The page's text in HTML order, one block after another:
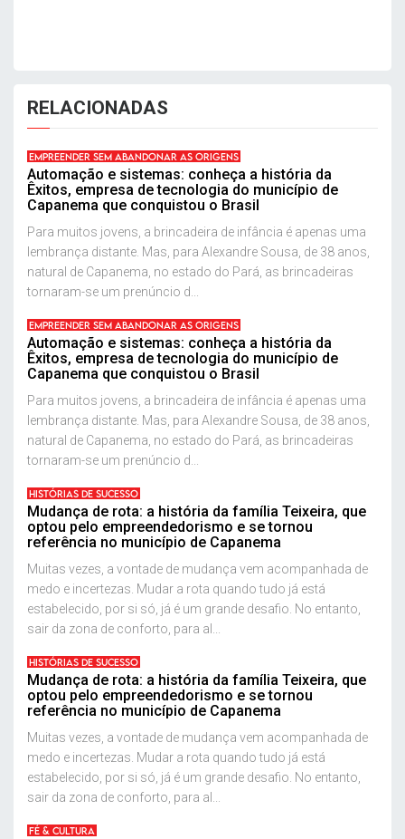
RELACIONADAS
EMPREENDER SEM ABANDONAR AS ORIGENS
Automação e sistemas: conheça a história da
Êxitos, empresa de tecnologia do município de
Capanema que conquistou o Brasil
Para muitos jovens, a brincadeira de infância é apenas uma
lembrança distante. Mas, para Alexandre Sousa, de 38 anos,
natural de Capanema, no estado do Pará, as brincadeiras
tornaram-se um prenúncio d...
EMPREENDER SEM ABANDONAR AS ORIGENS
Automação e sistemas: conheça a história da
Êxitos, empresa de tecnologia do município de
Capanema que conquistou o Brasil
Para muitos jovens, a brincadeira de infância é apenas uma
lembrança distante. Mas, para Alexandre Sousa, de 38 anos,
natural de Capanema, no estado do Pará, as brincadeiras
tornaram-se um prenúncio d...
HISTÓRIAS DE SUCESSO
Mudança de rota: a história da família Teixeira, que
optou pelo empreendedorismo e se tornou
referência no município de Capanema
Muitas vezes, a vontade de mudança vem acompanhada de
medo e incertezas. Mudar a rota quando tudo já está
estabelecido, por si só, já é um grande desafio. No entanto,
sair da zona de conforto, para al...
HISTÓRIAS DE SUCESSO
Mudança de rota: a história da família Teixeira, que
optou pelo empreendedorismo e se tornou
referência no município de Capanema
Muitas vezes, a vontade de mudança vem acompanhada de
medo e incertezas. Mudar a rota quando tudo já está
estabelecido, por si só, já é um grande desafio. No entanto,
sair da zona de conforto, para al...
FÉ & CULTURA